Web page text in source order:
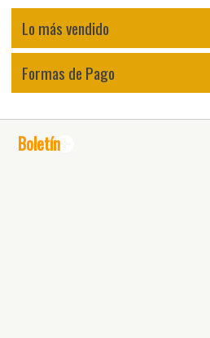
Lo más vendido
Formas de Pago
Boletín